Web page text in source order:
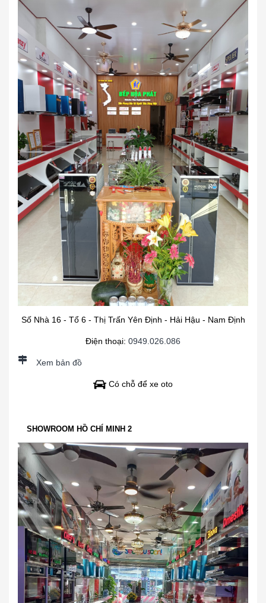
Số Nhà 16 - Tổ 6 - Thị Trấn Yên Định - Hải Hậu - Nam Định
Điện thoại: 0949.026.086
Xem bản đồ
Có chỗ để xe oto
SHOWROOM HỒ CHÍ MINH 2